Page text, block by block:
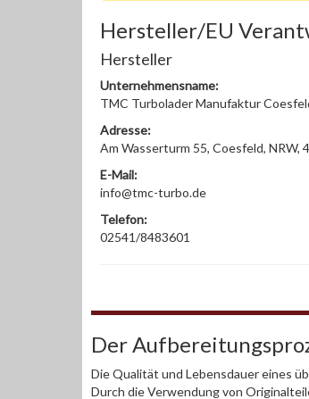
Hersteller/EU
Hersteller
Unternehmensname:
TMC Turbolader Manufaktur
Adresse:
Am Wasserturm 55, Coesfeld, NRW,
E-Mail:
info@tmc-turbo.de
Telefon:
02541/8483601
Der
Die Qualität und Lebensdauer eines
Durch die Verwendung von